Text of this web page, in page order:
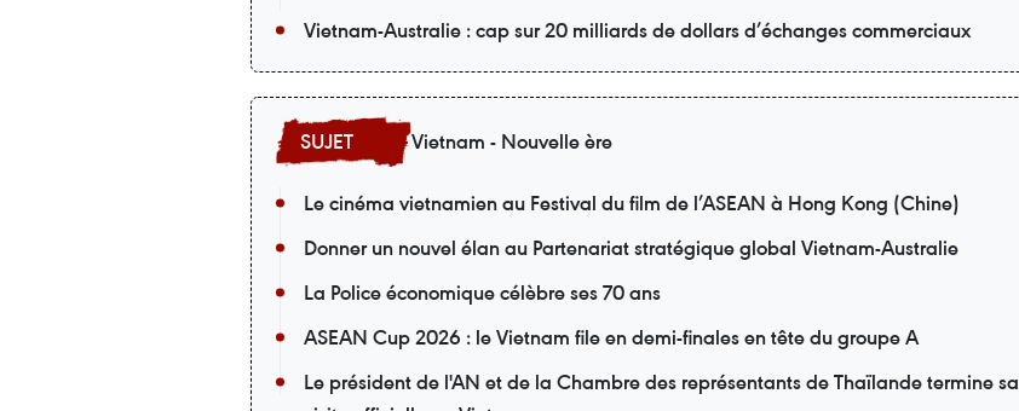
Vietnam-Australie : cap sur 20 milliards de dollars d’échanges commerciaux
Vietnam - Nouvelle ère
Le cinéma vietnamien au Festival du film de l’ASEAN à Hong Kong (Chine)
Donner un nouvel élan au Partenariat stratégique global Vietnam-Australie
La Police économique célèbre ses 70 ans
ASEAN Cup 2026 : le Vietnam file en demi-finales en tête du groupe A
Le président de l'AN et de la Chambre des représentants de Thaïlande termine sa